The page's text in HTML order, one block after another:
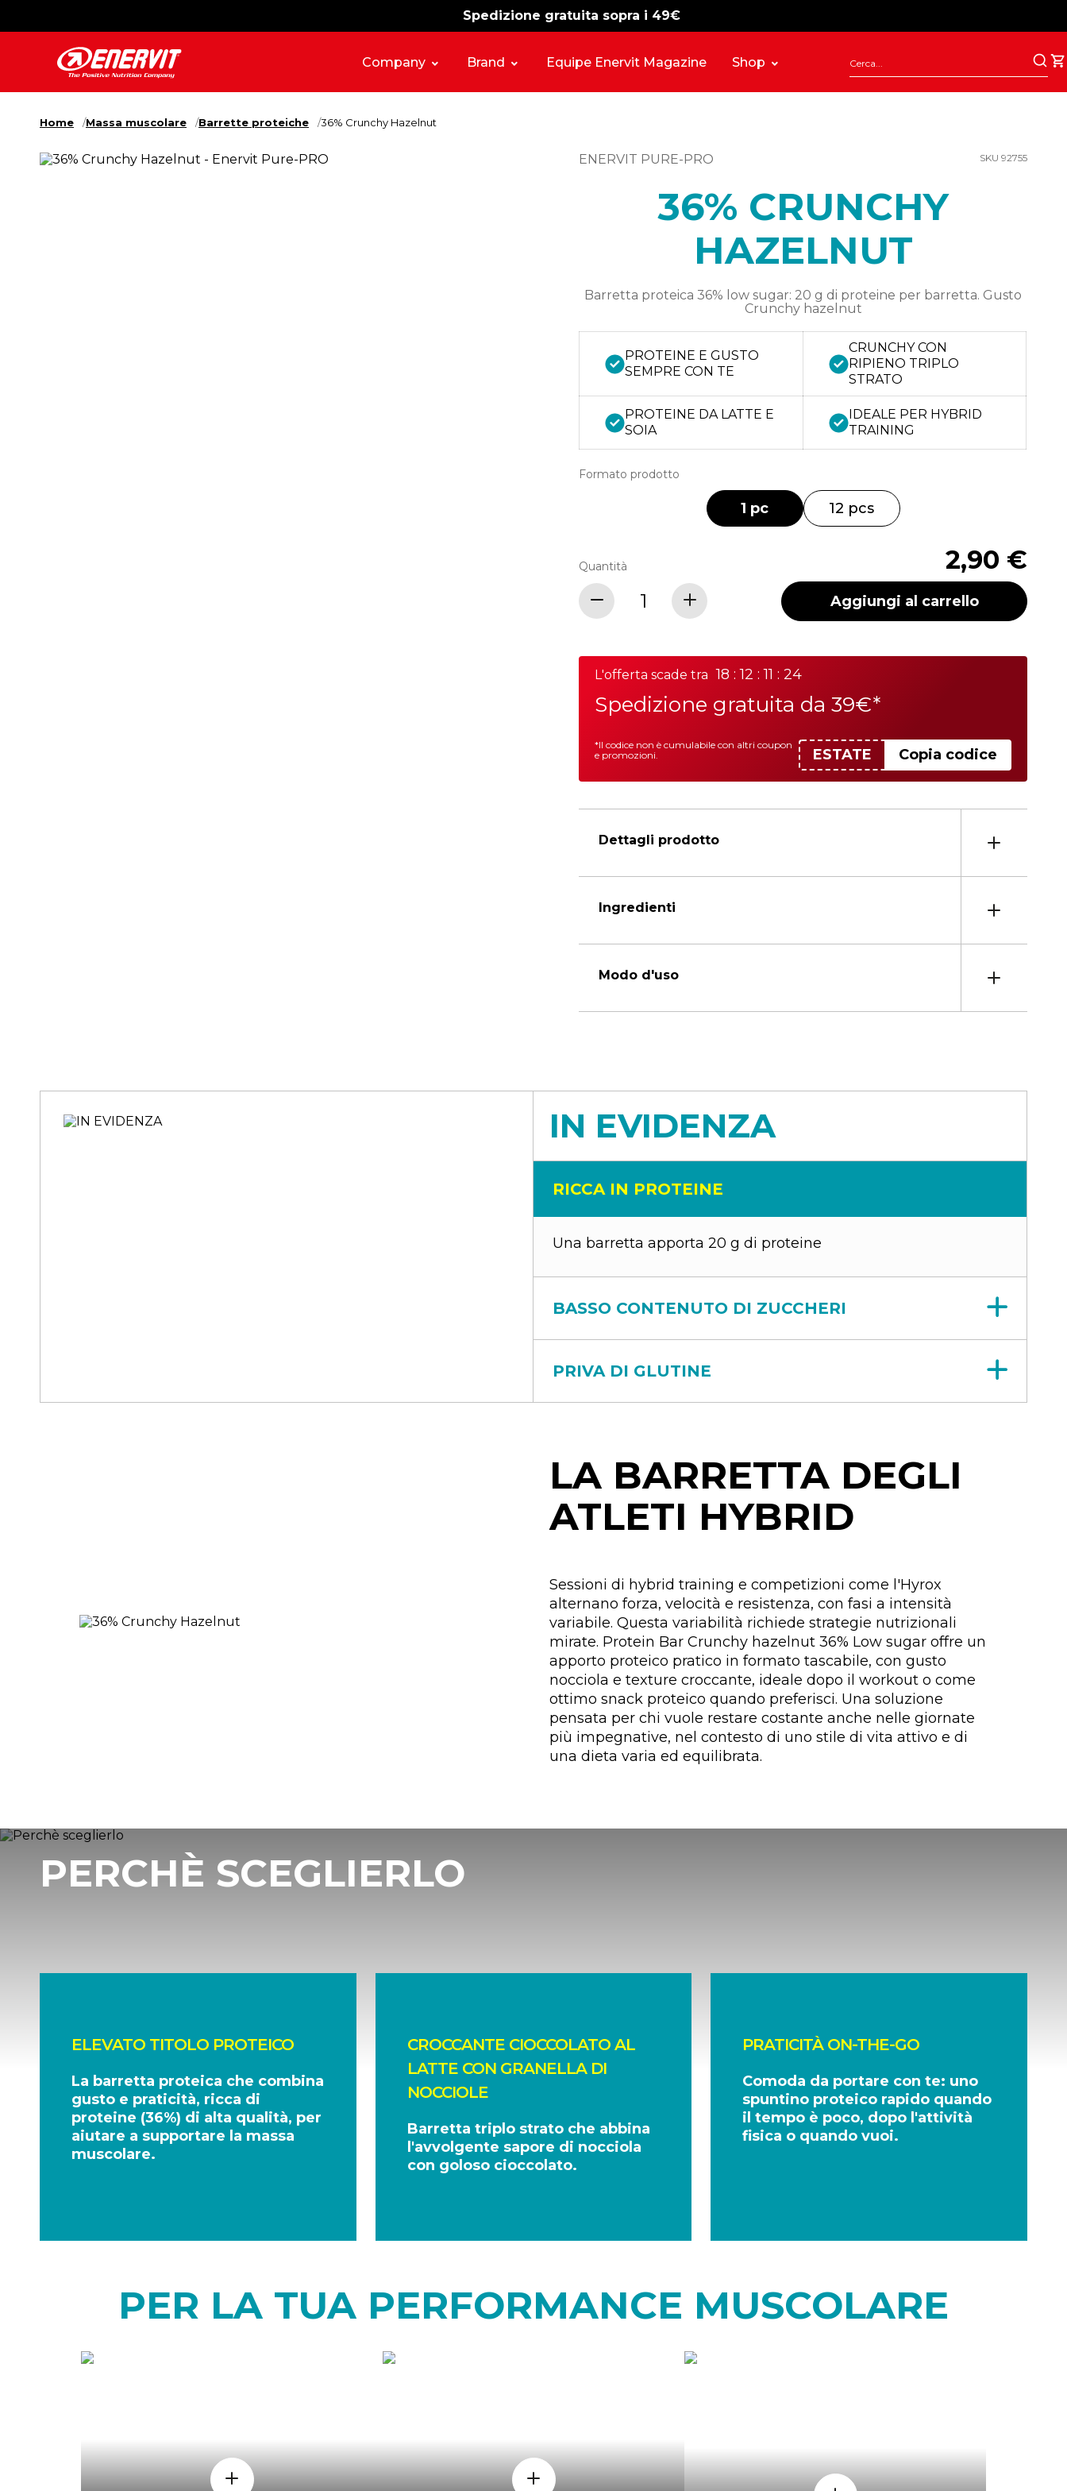
Spedizione gratuita sopra i 49€
-15% free shipping
Company Brand Equipe Enervit Magazine Shop
Home Massa muscolare Barrette proteiche 36% Crunchy Hazelnut
ENERVIT PURE-PRO SKU 92755
36% CRUNCHY
HAZELNUT
Barretta proteica 36% low sugar: 20 g di proteine per barretta. Gusto
Crunchy hazelnut
PROTEINE E GUSTO
SEMPRE CON TE
CRUNCHY CON
RIPIENO TRIPLO
STRATO
PROTEINE DA LATTE E
SOIA
IDEALE PER HYBRID
TRAINING
Formato prodotto
1 pc 12 pcs
2,90 €
Quantità
Aggiungi al carrello
L'offerta scade tra 18 : 12 : 11 : 24
Spedizione gratuita da 39€*
ESTATE Copia codice
*Il codice non è cumulabile con altri coupon
e promozioni.
Dettagli prodotto
Ingredienti
Modo d'uso
IN EVIDENZA
RICCA IN PROTEINE
Una barretta apporta 20 g di proteine
BASSO CONTENUTO DI ZUCCHERI
PRIVA DI GLUTINE
LA BARRETTA DEGLI
ATLETI HYBRID
Sessioni di hybrid training e competizioni come l'Hyrox
alternano forza, velocità e resistenza, con fasi a intensità
variabile. Questa variabilità richiede strategie nutrizionali
mirate. Protein Bar Crunchy hazelnut 36% Low sugar offre un
apporto proteico pratico in formato tascabile, con gusto
nocciola e texture croccante, ideale dopo il workout o come
ottimo snack proteico quando preferisci. Una soluzione
pensata per chi vuole restare costante anche nelle giornate
più impegnative, nel contesto di uno stile di vita attivo e di
una dieta varia ed equilibrata.
PERCHÈ SCEGLIERLO
ELEVATO TITOLO PROTEICO
La barretta proteica che combina
gusto e praticità, ricca di
proteine (36%) di alta qualità, per
aiutare a supportare la massa
muscolare.
CROCCANTE CIOCCOLATO AL
LATTE CON GRANELLA DI
NOCCIOLE
Barretta triplo strato che abbina
l'avvolgente sapore di nocciola
con goloso cioccolato.
PRATICITÀ ON-THE-GO
Comoda da portare con te: uno
spuntino proteico rapido quando
il tempo è poco, dopo l'attività
fisica o quando vuoi.
PER LA TUA PERFORMANCE MUSCOLARE